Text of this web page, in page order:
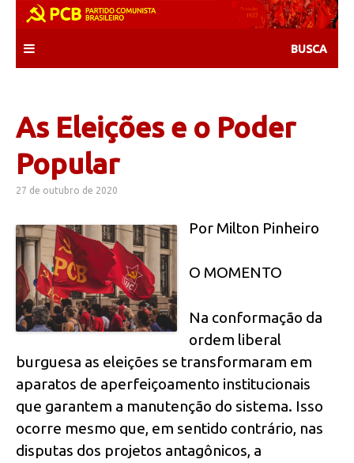
content
As Eleições e o Poder
Popular
27 de outubro de 2020
Por Milton Pinheiro
O MOMENTO
Na conformação da
ordem liberal
burguesa as eleições se transformaram em
aparatos de aperfeiçoamento institucionais
que garantem a manutenção do sistema. Isso
ocorre mesmo que, em sentido contrário, nas
disputas dos projetos antagônicos, a